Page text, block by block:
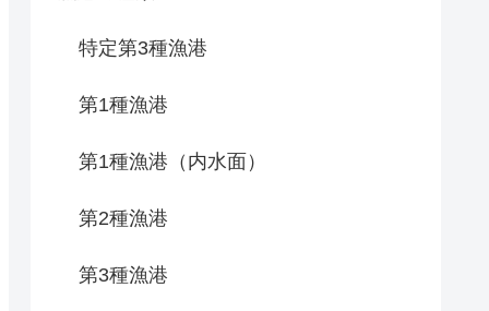
特定第3種漁港
第1種漁港
第1種漁港（内水面）
第2種漁港
第3種漁港